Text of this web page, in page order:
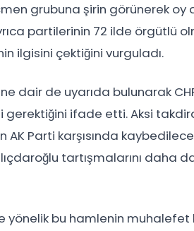
grubuna şirin görünerek
partilerinin 72 ilde örgütlü
ilgisini çektiğini vurguladı.
dair de uyarıda bulunarak
gerektiğini ifade etti. Aksi
Parti karşısında
tartışmalarını daha
yönelik bu hamlenin